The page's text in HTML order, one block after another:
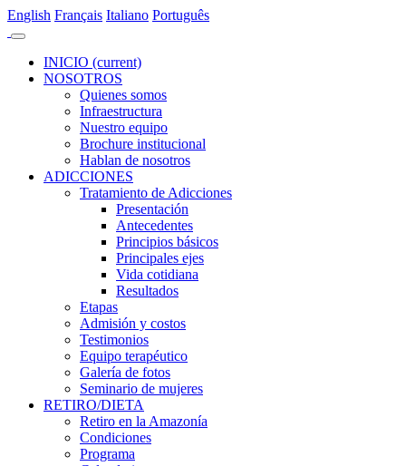
English Français Italiano Português
INICIO (current)
NOSOTROS
Quienes somos
Infraestructura
Nuestro equipo
Brochure institucional
Hablan de nosotros
ADICCIONES
Tratamiento de Adicciones
Presentación
Antecedentes
Principios básicos
Principales ejes
Vida cotidiana
Resultados
Etapas
Admisión y costos
Testimonios
Equipo terapéutico
Galería de fotos
Seminario de mujeres
RETIRO/DIETA
Retiro en la Amazonía
Condiciones
Programa